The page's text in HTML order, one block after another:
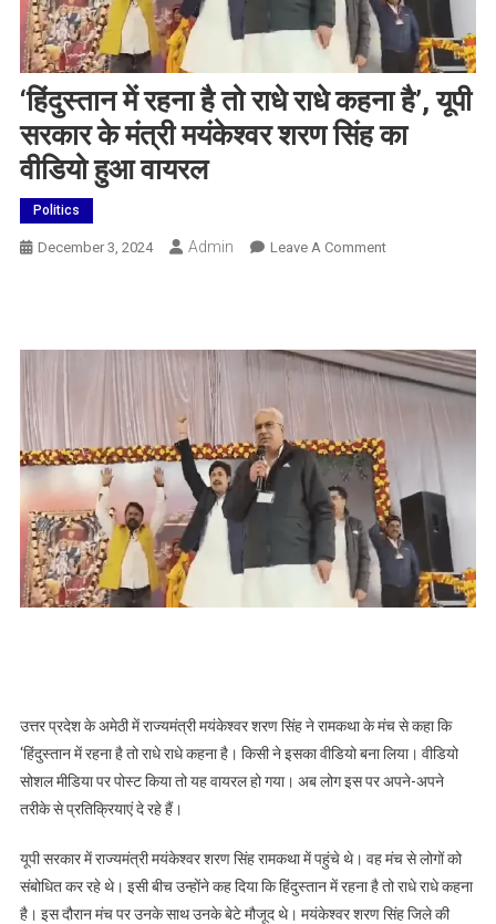
‘हिंदुस्तान में रहना है तो राधे राधे कहना है’, यूपी
सरकार के मंत्री मयंकेश्वर शरण सिंह का
वीडियो हुआ वायरल
Politics
December 3, 2024 Admin Leave A CommentOn
है
तो
कहना
है’,
यूपी
सरकार
के
मयंकेश्वर
हुआ
वायरल
उत्तर प्रदेश के अमेठी में राज्यमंत्री मयंकेश्वर शरण सिंह ने रामकथा के मंच से कहा कि
‘हिंदुस्तान में रहना है तो राधे राधे कहना है। किसी ने इसका वीडियो बना लिया। वीडियो
सोशल मीडिया पर पोस्ट किया तो यह वायरल हो गया। अब लोग इस पर अपने-अपने
तरीके से प्रतिक्रियाएं दे रहे हैं।
यूपी सरकार में राज्यमंत्री मयंकेश्वर शरण सिंह रामकथा में पहुंचे थे। वह मंच से लोगों को
संबोधित कर रहे थे। इसी बीच उन्होंने कह दिया कि हिंदुस्तान में रहना है तो राधे राधे कहना
है। इस दौरान मंच पर उनके साथ उनके बेटे मौजूद थे। मयंकेश्वर शरण सिंह जिले की